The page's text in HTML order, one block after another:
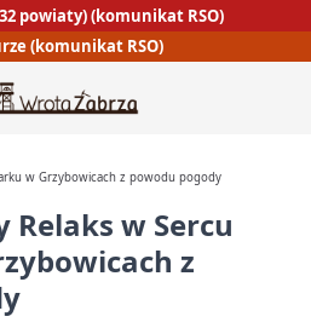
powiaty) (komunikat RSO)
(komunikat RSO)
w Grzybowicach z powodu pogody
Relaks w Sercu
z